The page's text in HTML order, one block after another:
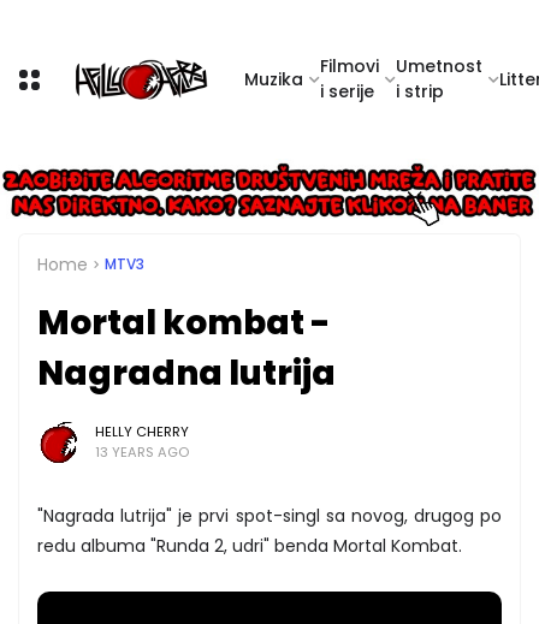
Muzika
Filmovi
i serije
Umetnost
i strip
Home MTV3
Mortal kombat -
Nagradna lutrija
HELLY CHERRY
13 YEARS AGO
"Nagrada lutrija" je prvi spot-singl sa novog, drugog po
redu albuma "Runda 2, udri" benda Mortal Kombat.